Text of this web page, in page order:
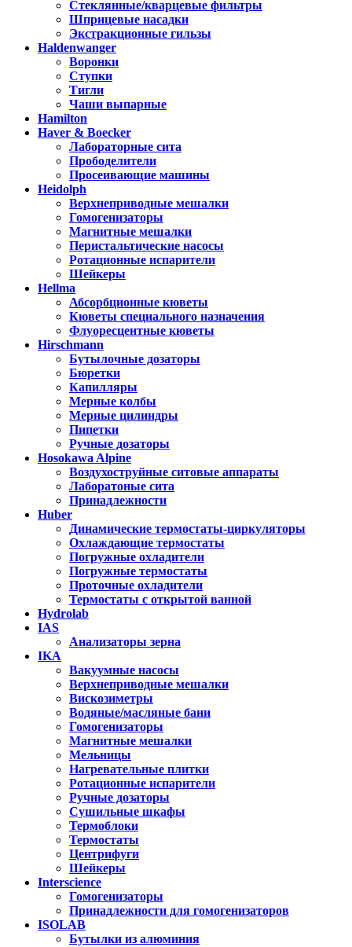
Стеклянные/кварцевые фильтры
Шприцевые насадки
Экстракционные гильзы
Haldenwanger
Воронки
Ступки
Тигли
Чаши выпарные
Hamilton
Haver & Boecker
Лабораторные сита
Прободелители
Просеивающие машины
Heidolph
Верхнеприводные мешалки
Гомогенизаторы
Магнитные мешалки
Перистальтические насосы
Ротационные испарители
Шейкеры
Hellma
Абсорбционные кюветы
Кюветы специального назначения
Флуоресцентные кюветы
Hirschmann
Бутылочные дозаторы
Бюретки
Капилляры
Мерные колбы
Мерные цилиндры
Пипетки
Ручные дозаторы
Hosokawa Alpine
Воздухоструйные ситовые аппараты
Лаборатоные сита
Принадлежности
Huber
Динамические термостаты-циркуляторы
Охлаждающие термостаты
Погружные охладители
Погружные термостаты
Проточные охладители
Термостаты с открытой ванной
Hydrolab
IAS
Анализаторы зерна
IKA
Вакуумные насосы
Верхнеприводные мешалки
Вискозиметры
Водяные/масляные бани
Гомогенизаторы
Магнитные мешалки
Мельницы
Нагревательные плитки
Ротационные испарители
Ручные дозаторы
Сушильные шкафы
Термоблоки
Термостаты
Центрифуги
Шейкеры
Interscience
Гомогенизаторы
Принадлежности для гомогенизаторов
ISOLAB
Бутылки из алюминия